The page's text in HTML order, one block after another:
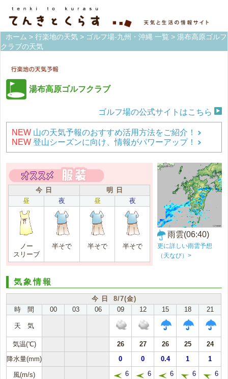
ホーム > 行楽地の天気 > ゴルフ場-九州・沖縄 一覧 > 湯布高原ゴルフ
クラブの天気
湯布高原ゴルフクラブ
ゴルフ場の公式サイトはこちら
NEW 山の天気予報のおすすめ活用方法をご紹介！
NEW 登山シーズンに向け、情報がパワーアップ！
今 日
明 日
昼
夜 昼 夜
ノー
スリーブ
半そで 半そで 半そで
雨雲(06:40)
更に詳しい雨雲予想
（天なび）>
気象情報
今 日 8/7(金)
時 間
00 03 06 09 12 15 18 21
天 気
気温(℃) 26 27 26 25
24
降水量(mm)
0 0 0.4 1 1
風(m/s) 6 6 6 6 6